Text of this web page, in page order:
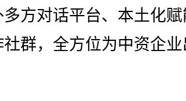
多方对话平台、本土化
群，全方位为中资企